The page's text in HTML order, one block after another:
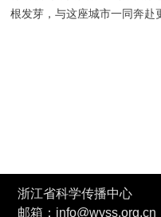
根发芽，与这座城市一同奔赴
浙江省科学传播中心
邮箱：info@wyss.org.cn